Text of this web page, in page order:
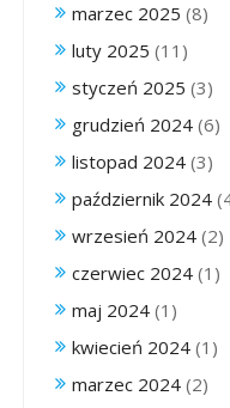
marzec 2025 (8)
luty 2025 (11)
styczeń 2025 (3)
grudzień 2024 (6)
listopad 2024 (3)
październik 2024
wrzesień 2024 (2)
czerwiec 2024 (1)
maj 2024 (1)
kwiecień 2024 (1)
marzec 2024 (2)